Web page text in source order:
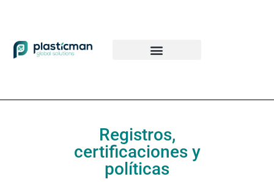
Registros,
certificaciones y
políticas